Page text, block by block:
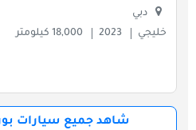
دبي
خليجي
2023 18,000 كيلومتر
شاهد جميع سيارات